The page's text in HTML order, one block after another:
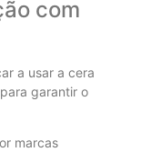
com
a usar a cera
garantir o
marcas